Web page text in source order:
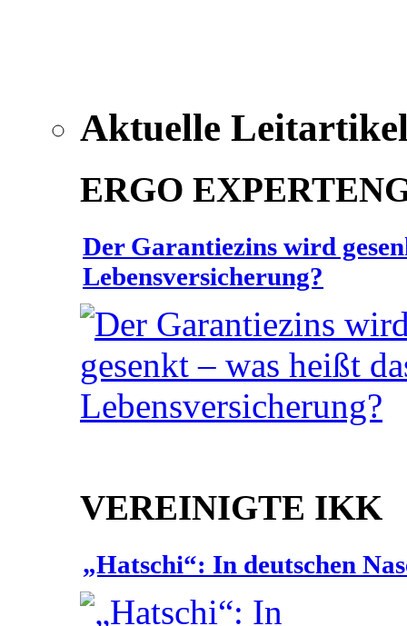
Aktuelle
ERGO
Der Garantiezins wird
Lebensversicherung?
VEREINIGTE IKK
„Hatschi“: In deutschen